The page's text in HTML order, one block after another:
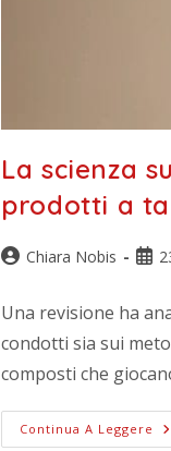
La scienza
prodotti a
Chiara Nobis
Una revisione ha
condotti sia sui
composti che
Continua A Leggere